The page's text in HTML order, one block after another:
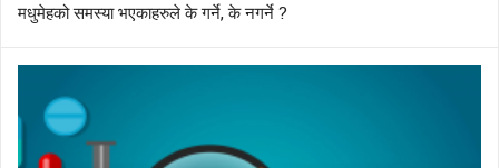
मधुमेहको समस्या भएकाहरुले के गर्ने, के नगर्ने ?